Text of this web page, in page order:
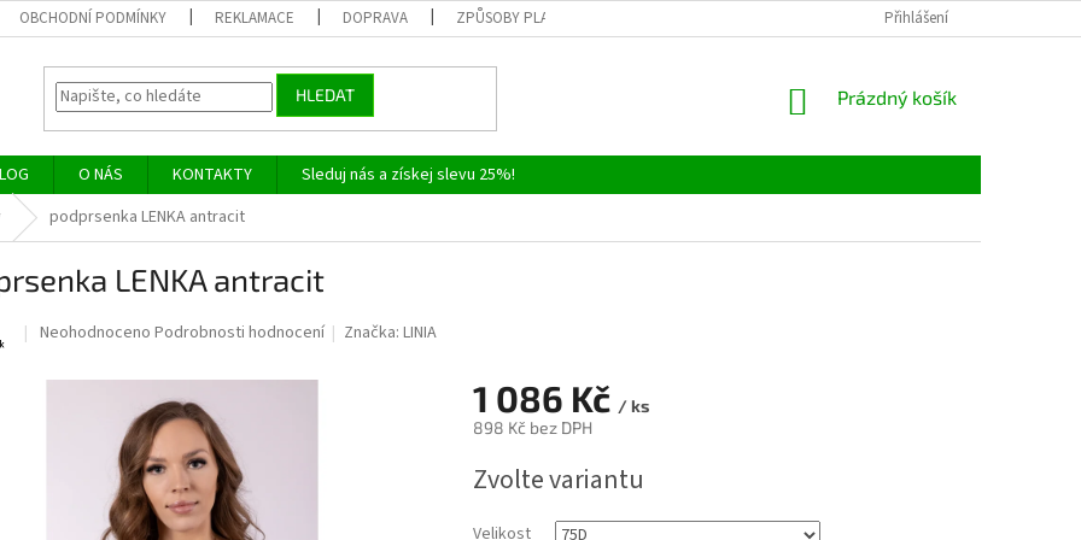
OBCHODNÍ PODMÍNKY REKLAMACE DOPRAVA ZPŮSOBY PLATBY VELKOOBCHOD
Přihlášení
HLEDAT
NÁKUPNÍ
Prázdný košík
O NÁS KONTAKTY
Sleduj nás a získej slevu 25%!
podprsenka LENKA antracit
LENKA antracit
Průměrné
produktu
hvězdiček.
Neohodnoceno Podrobnosti hodnocení Značka:LINIA
1 086 Kč / ks
898 Kč bez DPH
cena:
Zvolte variantu
Velikost